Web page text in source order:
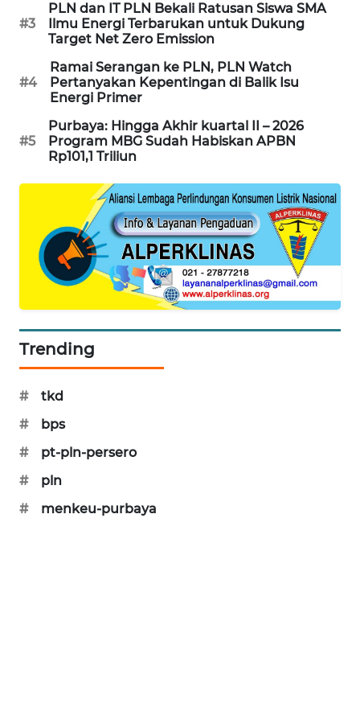
#3
PLN dan IT PLN Bekali Ratusan Siswa SMA
Ilmu Energi Terbarukan untuk Dukung
Target Net Zero Emission
#4
Ramai Serangan ke PLN, PLN Watch
Pertanyakan Kepentingan di Balik Isu
Energi Primer
#5
Purbaya: Hingga Akhir kuartal II – 2026
Program MBG Sudah Habiskan APBN
Rp101,1 Triliun
Trending
#
tkd
#
bps
#
pt-pln-persero
#
pln
#
menkeu-purbaya
PORTAL
KONSUMEN
FORWAMKI
ALPERKLINAS
FORJASIDA
NEWS
SITUNGIR
NEWS
SIDIKALANG
NEWS
NEWS
METRO
SIANTAR
NEWS